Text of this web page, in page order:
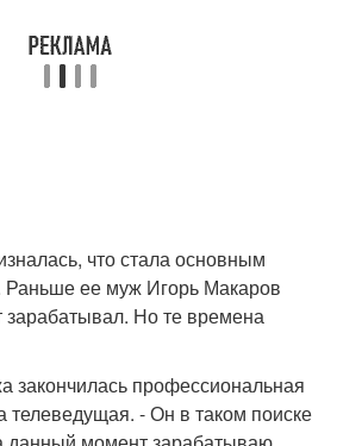
что стала основным
Раньше ее муж Игорь Макаров
зарабатывал. Но те времена
закончилась профессиональная
телеведущая. - Он в таком поиске